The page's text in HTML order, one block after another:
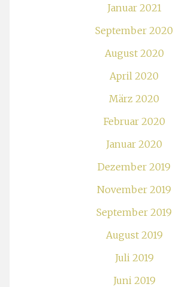
Januar 2021
September 2020
August 2020
April 2020
März 2020
Februar 2020
Januar 2020
Dezember 2019
November 2019
September 2019
August 2019
Juli 2019
Juni 2019